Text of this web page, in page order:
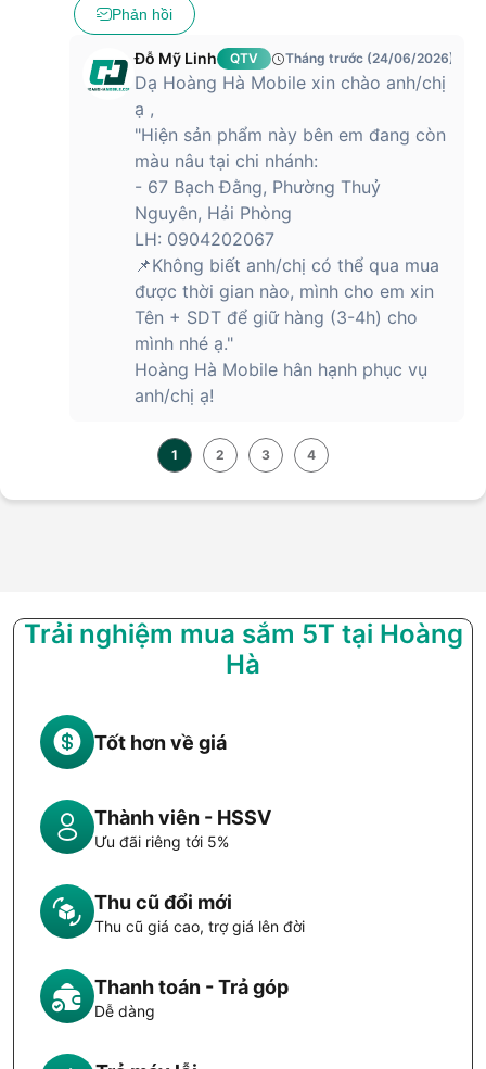
Phản hồi
Đỗ Mỹ Linh QTV Tháng trước (24/06/2026)
Dạ Hoàng Hà Mobile xin chào anh/chị
ạ ,
"Hiện sản phẩm này bên em đang còn
màu nâu tại chi nhánh:
- 67 Bạch Đằng, Phường Thuỷ
Nguyên, Hải Phòng
LH: 0904202067
📌Không biết anh/chị có thể qua mua
được thời gian nào, mình cho em xin
Tên + SDT để giữ hàng (3-4h) cho
mình nhé ạ."
Hoàng Hà Mobile hân hạnh phục vụ
anh/chị ạ!
1 2 3 4
Trải nghiệm mua sắm 5T tại Hoàng
Hà
Tốt hơn về giá
Thành viên - HSSV
Ưu đãi riêng tới 5%
Thu cũ đổi mới
Thu cũ giá cao, trợ giá lên đời
Thanh toán - Trả góp
Dễ dàng